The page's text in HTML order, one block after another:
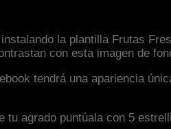
la plantilla Frutas
con esta imagen de
tendrá una apariencia
tu agrado puntúala con 5